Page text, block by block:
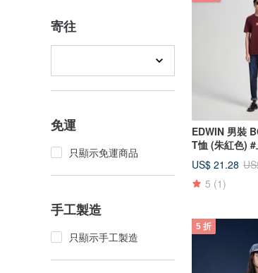
寄往
免運
只顯示免運商品
手工製造
只顯示手工製造
EDWIN 男裝
T恤 (朱紅色)
US$ 21.28
5 (1)
5 折